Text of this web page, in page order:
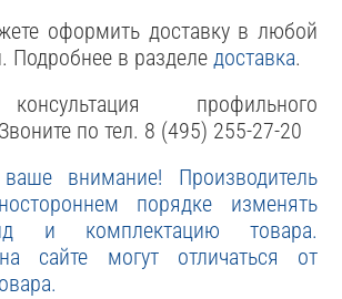
оформить доставку в любой
Подробнее в разделедоставка.
профильного
по тел. 8 (495) 255-27-20
внимание! Производитель
порядке изменять
и комплектацию товара.
сайте могут отличаться от